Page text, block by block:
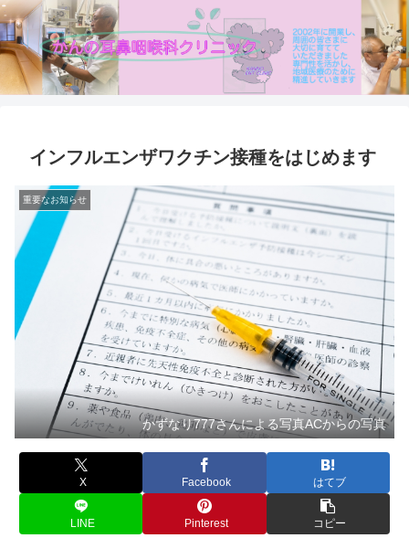
インフルエンザワクチン接種をはじめます
重要なお知らせ
かずなり777さんによる写真ACからの写真
X Facebook はてブ
LINE Pinterest コピー